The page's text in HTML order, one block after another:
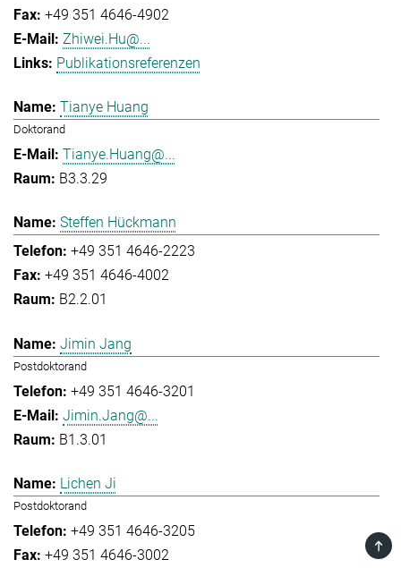
+49 351 4646-4902
Zhiwei.Hu@...
Publikationsreferenzen
Tianye Huang
Doktorand
Tianye.Huang@...
B3.3.29
Steffen Hückmann
+49 351 4646-2223
+49 351 4646-4002
B2.2.01
Jimin Jang
Postdoktorand
+49 351 4646-3201
Jimin.Jang@...
B1.3.01
Lichen Ji
Postdoktorand
+49 351 4646-3205
+49 351 4646-3002
TOP